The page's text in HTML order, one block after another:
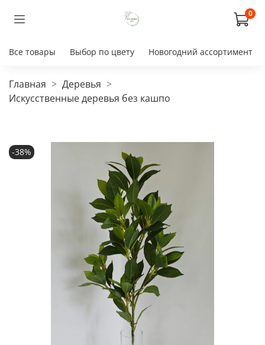
0
Все товары Выбор по цвету Новогодний ассортимент
Главная
Деревья
Искусственные деревья без кашпо
-38%